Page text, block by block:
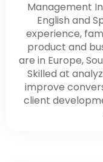
Management
English and
experience,
product and
are in Europe,
Skilled at
improve
client